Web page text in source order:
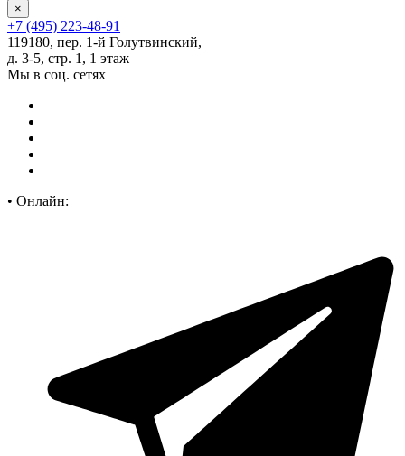
×
+7 (495) 223-48-91
119180, пер. 1-й Голутвинский,
д. 3-5, стр. 1, 1 этаж
Мы в соц. сетях
• Онлайн: